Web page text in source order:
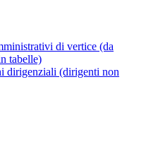
di vertice (da
tabelle)
dirigenziali (dirigenti non